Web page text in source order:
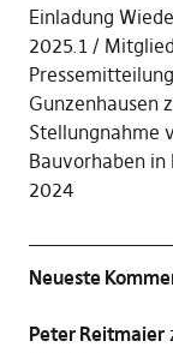
Einladung
2025.1
Gunzenhausen
Stellungnahme
Bauvorhaben in
2024
Neueste
Peter Reitmaier